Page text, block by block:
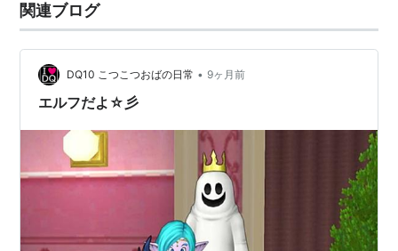
関連ブログ
DQ10 こつこつおばの日常 • 9ヶ月前
エルフだよ☆彡